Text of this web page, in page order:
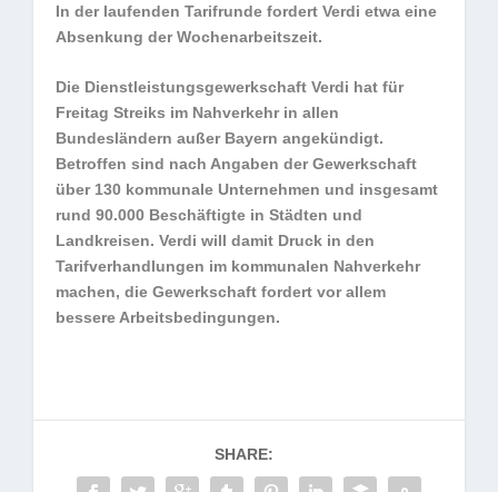
In der laufenden Tarifrunde fordert Verdi etwa eine
Absenkung der Wochenarbeitszeit.
Die Dienstleistungsgewerkschaft Verdi hat für
Freitag Streiks im Nahverkehr in allen
Bundesländern außer Bayern angekündigt.
Betroffen sind nach Angaben der Gewerkschaft
über 130 kommunale Unternehmen und insgesamt
rund 90.000 Beschäftigte in Städten und
Landkreisen. Verdi will damit Druck in den
Tarifverhandlungen im kommunalen Nahverkehr
machen, die Gewerkschaft fordert vor allem
bessere Arbeitsbedingungen.
SHARE: